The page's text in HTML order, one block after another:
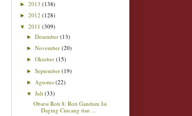
► 2013 (138)
► 2012 (128)
▼ 2011 (309)
►Desember(13)
►November(20)
►Oktober(15)
►September(19)
► Agustus(22)
▼Juli(33)
Obsesi Roti 8: Roti Gandum Isi
Daging Cincang dan ...